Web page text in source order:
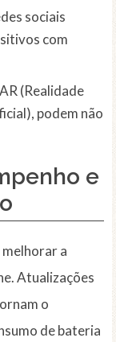
sociais
com
(Realidade
podem não
e
a
Atualizações
o
de bateria